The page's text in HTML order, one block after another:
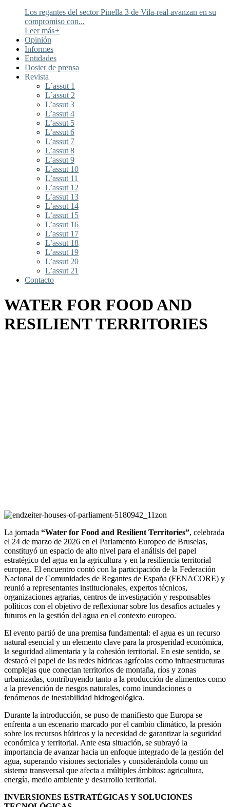
Los regantes del sector Pinella 3 de Vila-real avanzan en su
compromiso con...
Leer más+
Opinión
Informes
Entidades
Dosier de prensa
Revista
L´assut 1
L´assut 2
L’assut 3
L’assut 4
L’assut 5
L’assut 6
L’assut 7
L’assut 8
L’assut 9
L’assut 10
L’assut 11
L’assut 12
L’assut 13
L’assut 14
L’assut 15
L’assut 16
L’assut 17
L’assut 18
L’assut 19
L’assut 20
L’assut 21
Contacto
WATER FOR FOOD AND
RESILIENT TERRITORIES
La jornada “Water for Food and Resilient Territories”, celebrada
el 24 de marzo de 2026 en el Parlamento Europeo de Bruselas,
constituyó un espacio de alto nivel para el análisis del papel
estratégico del agua en la agricultura y en la resiliencia territorial
europea. El encuentro contó con la participación de la Federación
Nacional de Comunidades de Regantes de España (FENACORE) y
reunió a representantes institucionales, expertos técnicos,
organizaciones agrarias, centros de investigación y responsables
políticos con el objetivo de reflexionar sobre los desafíos actuales y
futuros en la gestión del agua en el contexto europeo.
El evento partió de una premisa fundamental: el agua es un recurso
natural esencial y un elemento clave para la prosperidad económica,
la seguridad alimentaria y la cohesión territorial. En este sentido, se
destacó el papel de las redes hídricas agrícolas como infraestructuras
complejas que conectan territorios de montaña, ríos y zonas
urbanizadas, contribuyendo tanto a la producción de alimentos como
a la prevención de riesgos naturales, como inundaciones o
fenómenos de inestabilidad hidrogeológica.
Durante la introducción, se puso de manifiesto que Europa se
enfrenta a un escenario marcado por el cambio climático, la presión
sobre los recursos hídricos y la necesidad de garantizar la seguridad
económica y territorial. Ante esta situación, se subrayó la
importancia de avanzar hacia un enfoque integrado de la gestión del
agua, superando visiones sectoriales y considerándola como un
sistema transversal que afecta a múltiples ámbitos: agricultura,
energía, medio ambiente y desarrollo territorial.
INVERSIONES ESTRATÉGICAS Y SOLUCIONES